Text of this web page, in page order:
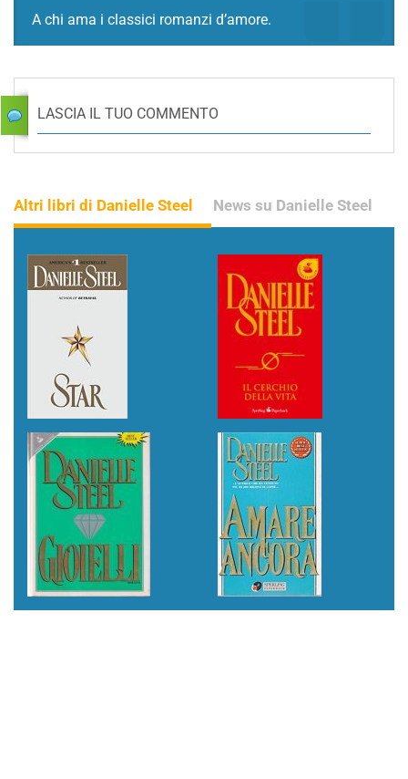
A chi ama i classici romanzi d’amore.
LASCIA IL TUO COMMENTO
Altri libri di Danielle Steel News su Danielle Steel